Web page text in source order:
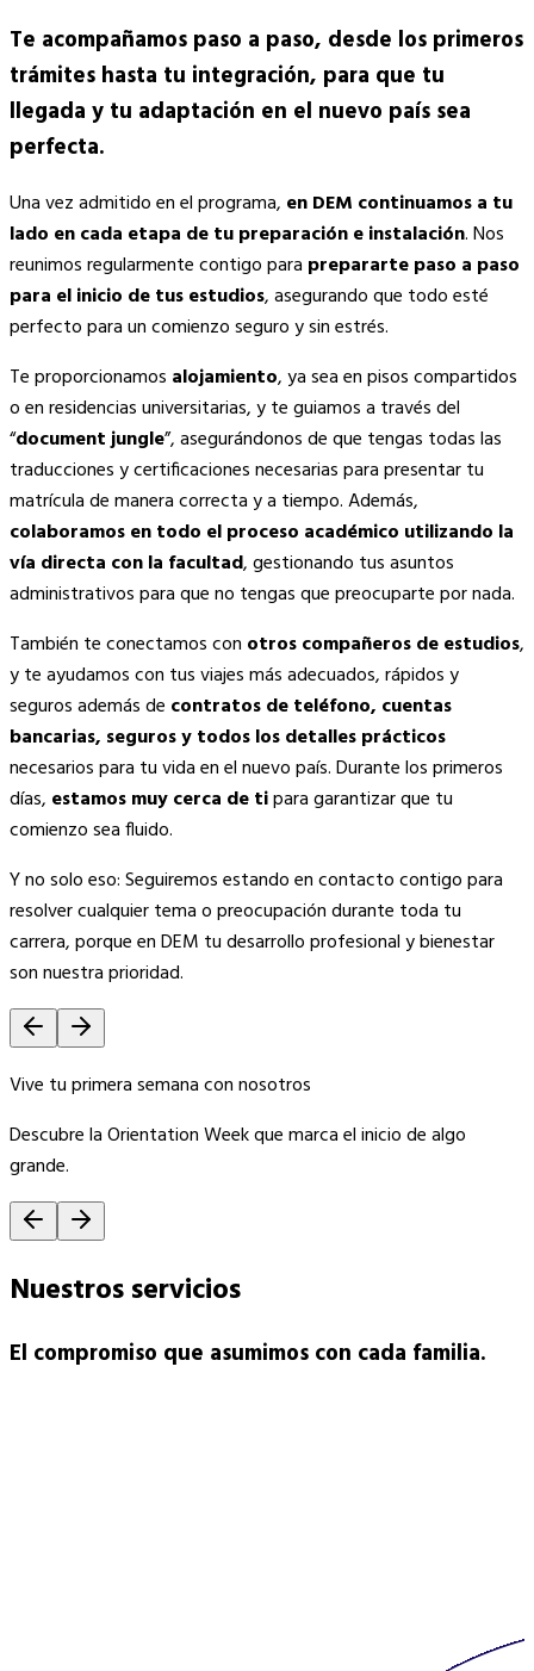
Te acompañamos paso a paso, desde los primeros
trámites hasta tu integración, para que tu
llegada y tu adaptación en el nuevo país sea
perfecta.
Una vez admitido en el programa, en DEM continuamos a tu
lado en cada etapa de tu preparación e instalación. Nos
reunimos regularmente contigo para prepararte paso a paso
para el inicio de tus estudios, asegurando que todo esté
perfecto para un comienzo seguro y sin estrés.
Te proporcionamos alojamiento, ya sea en pisos compartidos
o en residencias universitarias, y te guiamos a través del
“document jungle”, asegurándonos de que tengas todas las
traducciones y certificaciones necesarias para presentar tu
matrícula de manera correcta y a tiempo. Además,
colaboramos en todo el proceso académico utilizando la
vía directa con la facultad, gestionando tus asuntos
administrativos para que no tengas que preocuparte por nada.
También te conectamos con otros compañeros de estudios,
y te ayudamos con tus viajes más adecuados, rápidos y
seguros además de contratos de teléfono, cuentas
bancarias, seguros y todos los detalles prácticos
necesarios para tu vida en el nuevo país. Durante los primeros
días, estamos muy cerca de tipara garantizar que tu
comienzo sea fluido.
Y no solo eso: Seguiremos estando en contacto contigo para
resolver cualquier tema o preocupación durante toda tu
carrera, porque en DEM tu desarrollo profesional y bienestar
son nuestra prioridad.
Vive tu primera semana con nosotros
Descubre la Orientation Week que marca el inicio de algo
grande.
Nuestrosservicios
El compromiso que asumimos con cada familia.